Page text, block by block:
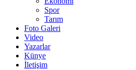
Spor
Tarım
Foto Galeri
Video
Yazarlar
Künye
İletişim